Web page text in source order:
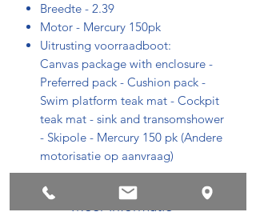
Breedte - 2.39
Motor - Mercury 150pk
Uitrusting voorraadboot:
Canvas package with enclosure -
Preferred pack - Cushion pack -
Swim platform teak mat - Cockpit
teak mat - sink and transomshower
- Skipole - Mercury 150 pk (Andere
motorisatie op aanvraag)
Meer informatie